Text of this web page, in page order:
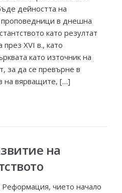
дейността на
проповедници в днешна
като резултат
XVI в., като
като източник на
за да се превърне в
на вярващите, […]
на
Реформация, чието начало